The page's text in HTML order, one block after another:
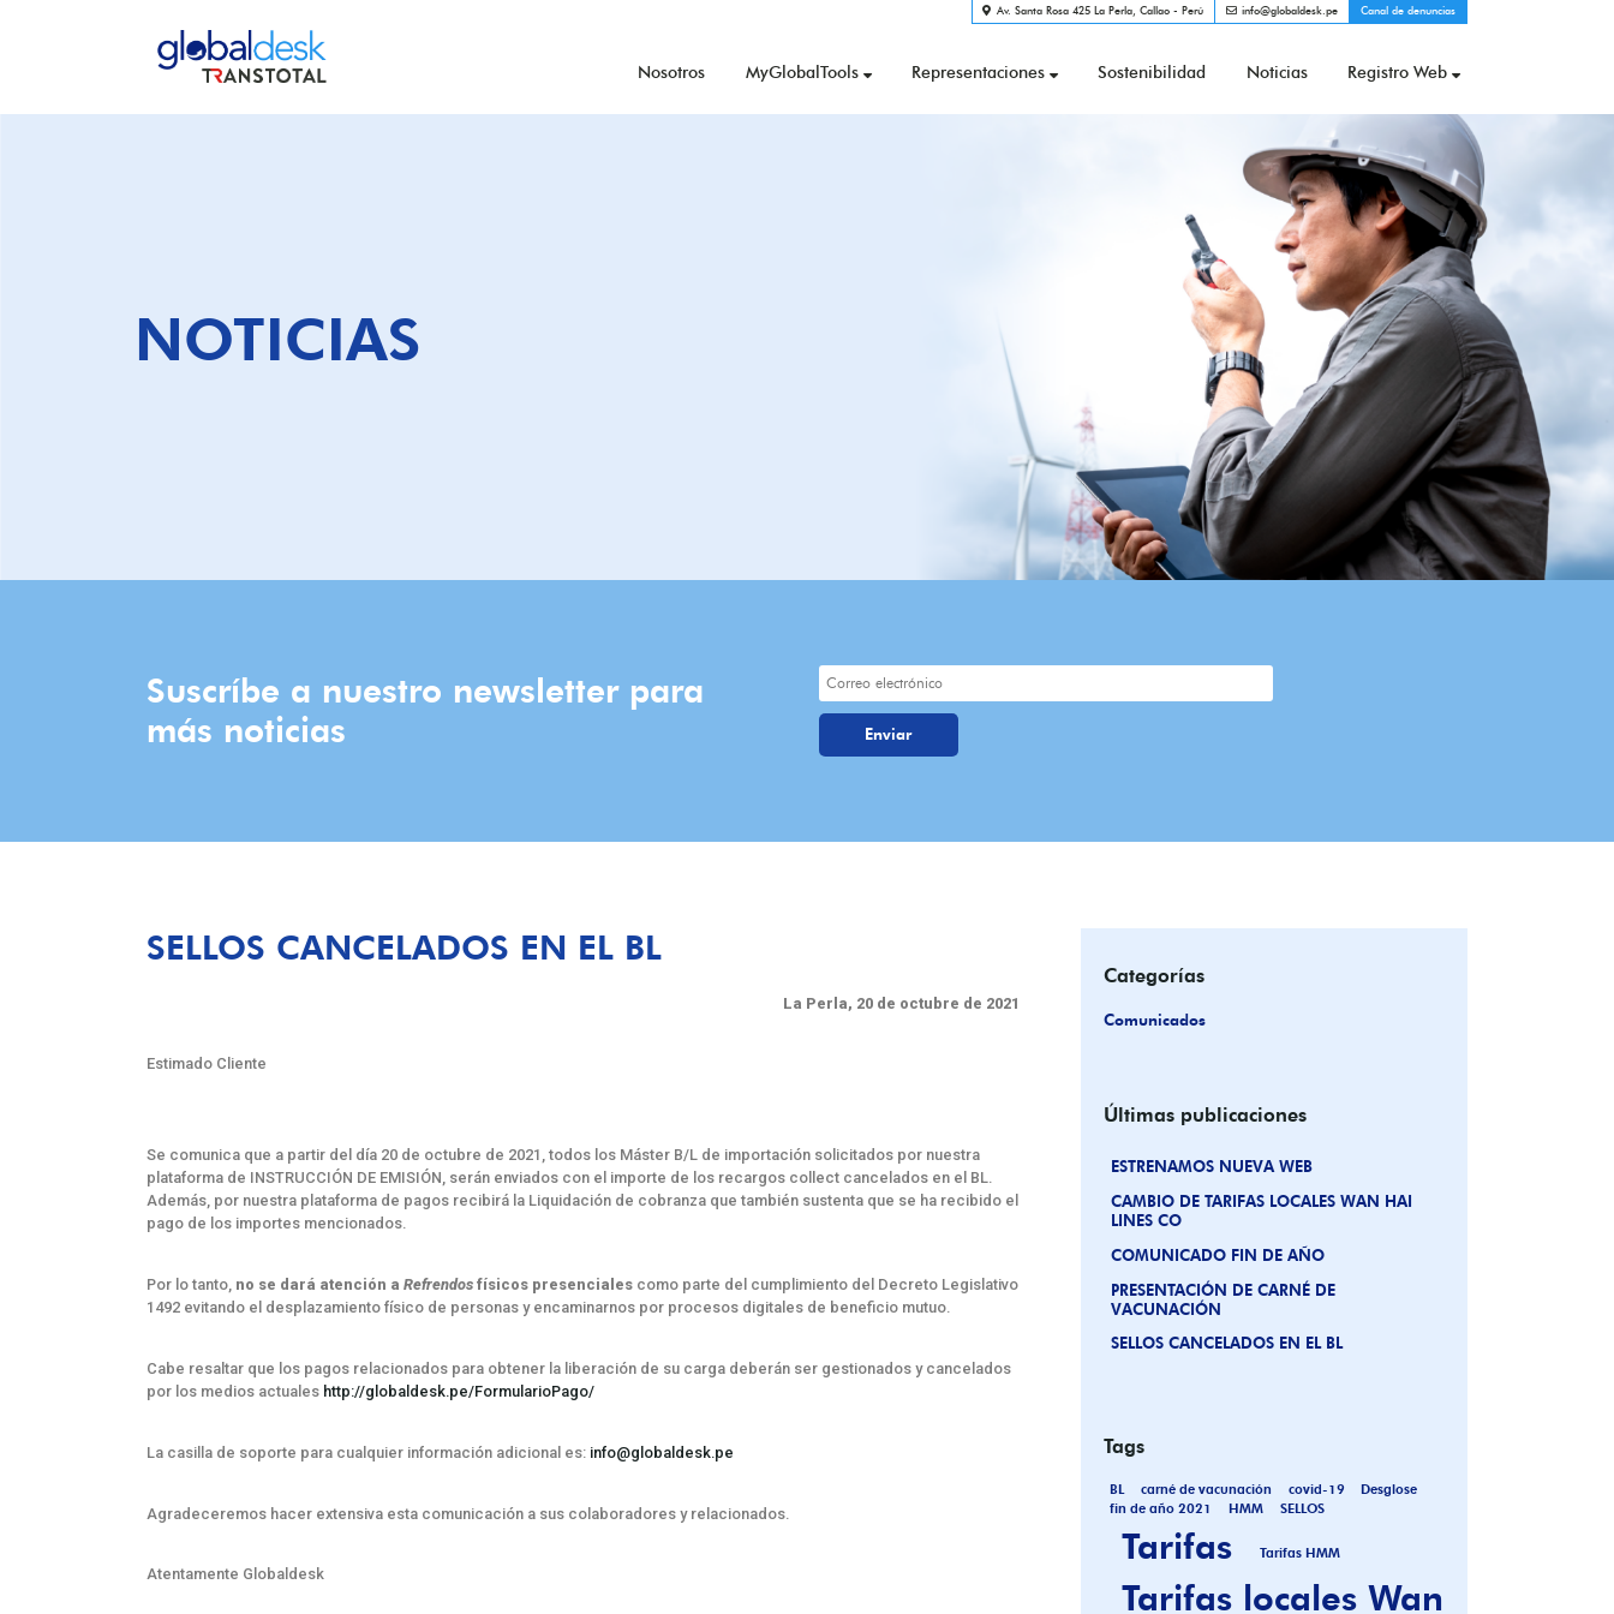
Av. Santa Rosa 425 La Perla, Callao - Perú info@globaldesk.pe Canal de denuncias
Nosotros MyGlobalTools Representaciones Sostenibilidad Noticias Registro Web
NOTICIAS
Suscríbe a nuestro newsletter para
más noticias
SELLOS CANCELADOS EN EL BL
La Perla, 20 de octubre de 2021
Estimado Cliente
Se comunica que a partir del día 20 de octubre de 2021, todos los Máster B/L de importación solicitados por nuestra
plataforma de INSTRUCCIÓN DE EMISIÓN, serán enviados con el importe de los recargos collect cancelados en el BL.
Además, por nuestra plataforma de pagos recibirá la Liquidación de cobranza que también sustenta que se ha recibido el
pago de los importes mencionados.
Por lo tanto, no se dará atención a Refrendos físicos presenciales como parte del cumplimiento del Decreto Legislativo
1492 evitando el desplazamiento físico de personas y encaminarnos por procesos digitales de beneficio mutuo.
Cabe resaltar que los pagos relacionados para obtener la liberación de su carga deberán ser gestionados y cancelados
por los medios actuales http://globaldesk.pe/FormularioPago/
La casilla de soporte para cualquier información adicional es: info@globaldesk.pe
Agradeceremos hacer extensiva esta comunicación a sus colaboradores y relacionados.
Atentamente Globaldesk
Categorías
Comunicados
Últimas publicaciones
ESTRENAMOS NUEVA WEB
CAMBIO DE TARIFAS LOCALES WAN HAI
LINES CO
COMUNICADO FIN DE AÑO
PRESENTACIÓN DE CARNÉ DE
VACUNACIÓN
SELLOS CANCELADOS EN EL BL
Tags
BL carné de vacunación covid-19
Desglose
fin de año 2021
HMM SELLOS
Tarifas Tarifas HMM
Tarifas locales Wan